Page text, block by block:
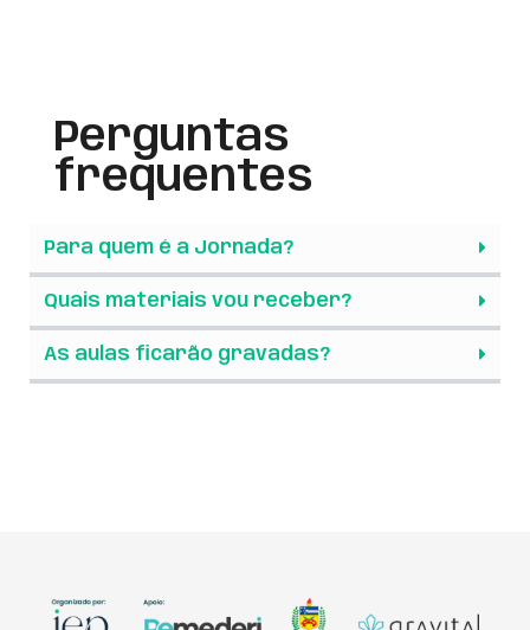
Perguntas
frequentes
Para quem é a Jornada?
Quais materiais vou receber?
As aulas ficarão gravadas?